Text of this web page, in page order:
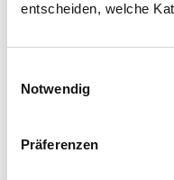
entscheiden, welche
Notwendig
Präferenzen
Hersteller: